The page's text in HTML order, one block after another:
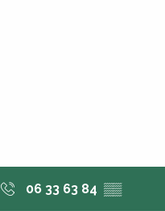
06 33 63 84 ▒▒